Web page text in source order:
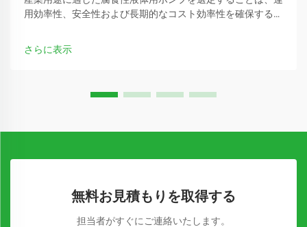
用効率性、安全性および長期的なコスト効率性を確保するた
および製造現場などでは...
さらに表示
無料お見積もりを取得する
担当者がすぐにご連絡いたします。